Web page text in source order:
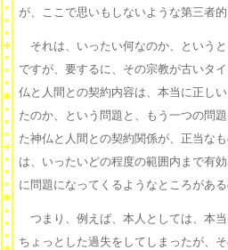
が、ここで思いもしないような第三者
それは、いったい何なのか、という
ですが、要するに、その宗教が古いタ
仏と人間との契約内容は、本当に正し
たのか、という問題と、もう一つの問
た神仏と人間との契約関係が、正当な
は、いったいどの程度の範囲内まで有
に問題になってくるようなところがある
つまり、例えば、本人としては、本当
ちょっとした過失をしてしまったが、